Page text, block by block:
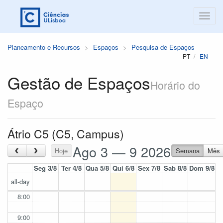
Planeamento e Recursos Espaços Pesquisa de Espaços
PT EN
Gestão de EspaçosHorário do
Espaço
Átrio C5 (C5, Campus)
‹ › Hoje Ago 3 — 9 2026 Semana
Mês
Seg 3/8 Ter 4/8 Qua 5/8 Qui 6/8 Sex 7/8 Sab 8/8 Dom 9/8
all-day
8:00
9:00